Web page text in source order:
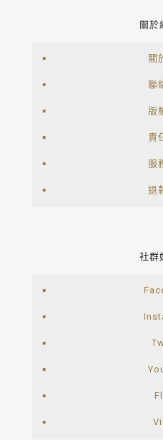
關於
關
聯
版
責
服
退
社群